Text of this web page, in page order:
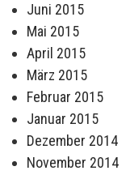
Juni 2015
Mai 2015
April 2015
März 2015
Februar 2015
Januar 2015
Dezember 2014
November 2014